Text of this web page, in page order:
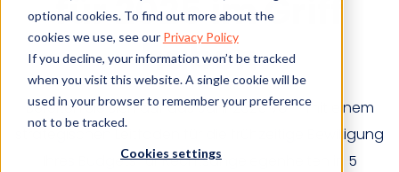
optional cookies. To find out more about the
cookies we use, see our Privacy Policy
If you decline, your information won’t be tracked
when you visit this website. A single cookie will be
used in your browser to remember your preference
not to be tracked.
Cookies settings
für 2025 im Griff
haben
Bereiten Sie sich auf das Jahr 2025 vor - mit einem
strategischen Leitfaden für die frühzeitige Bewilligung
Ihres Budgets für Rechtsangelegenheiten in 5